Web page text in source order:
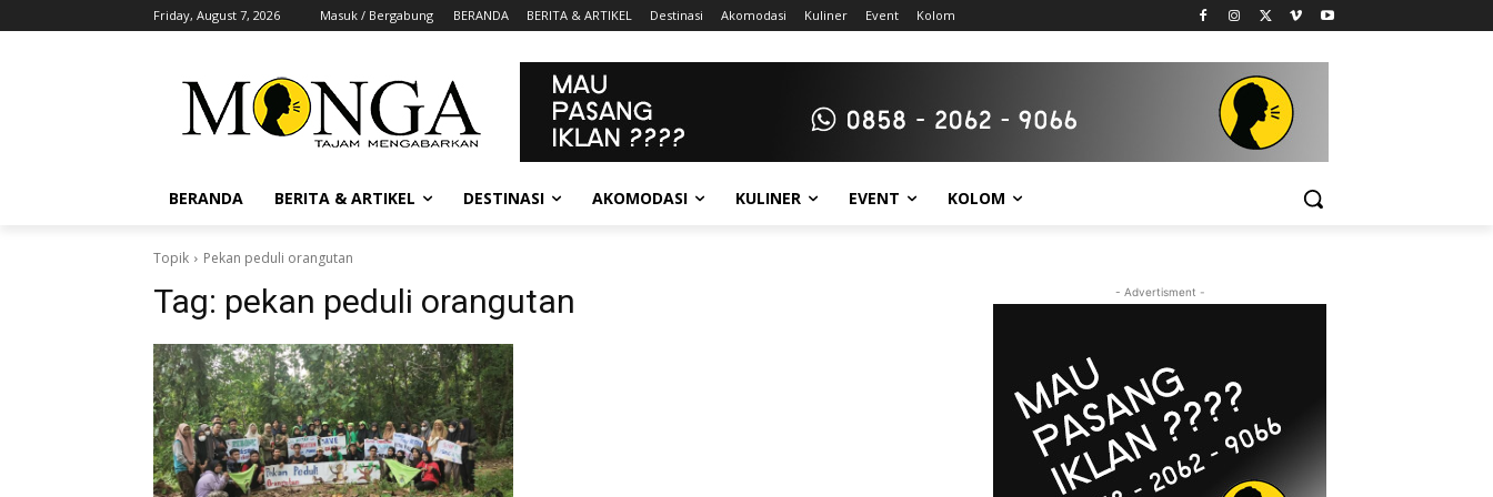
Friday, August 7, 2026 Masuk / Bergabung BERANDA BERITA & ARTIKEL Destinasi Akomodasi Kuliner Event Kolom
BERANDA BERITA & ARTIKEL DESTINASI AKOMODASI KULINER EVENT KOLOM
Topik Pekan peduli orangutan
Tag: pekan peduli orangutan - Advertisment -